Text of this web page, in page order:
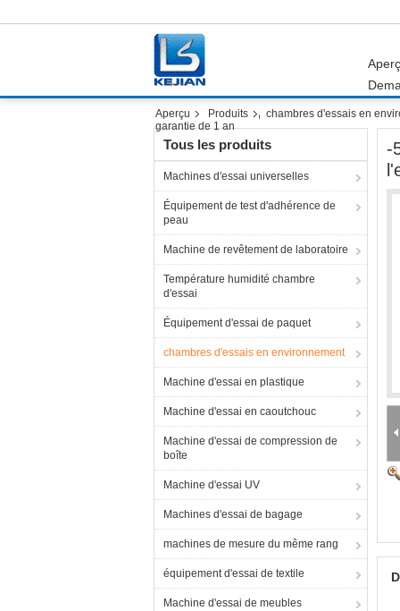
Aperçu Produits
chambres d'essais en
garantie de 1 an
Tous les produits
Machines d'essai universelles
Équipement de test d'adhérence de
peau
Machine de revêtement de laboratoire
Température humidité chambre
d'essai
Équipement d'essai de paquet
chambres d'essais en environnement
Machine d'essai en plastique
Machine d'essai en caoutchouc
Machine d'essai de compression de
boîte
Machine d'essai UV
Machines d'essai de bagage
machines de mesure du même rang
équipement d'essai de textile
Machine d'essai de meubles
-